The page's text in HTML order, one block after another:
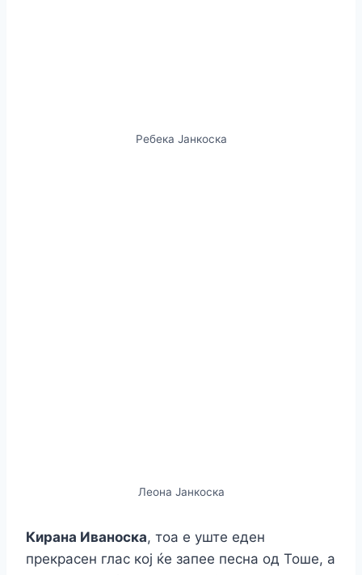
Ребека Јанкоска
Леона Јанкоска
Кирана Иваноска, тоа е уште еден
прекрасен глас кој ќе запее песна од Тоше, а